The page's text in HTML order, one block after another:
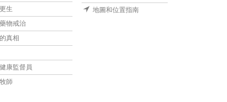
生
物戒治
真相
康監督員
師
地圖和位置指南